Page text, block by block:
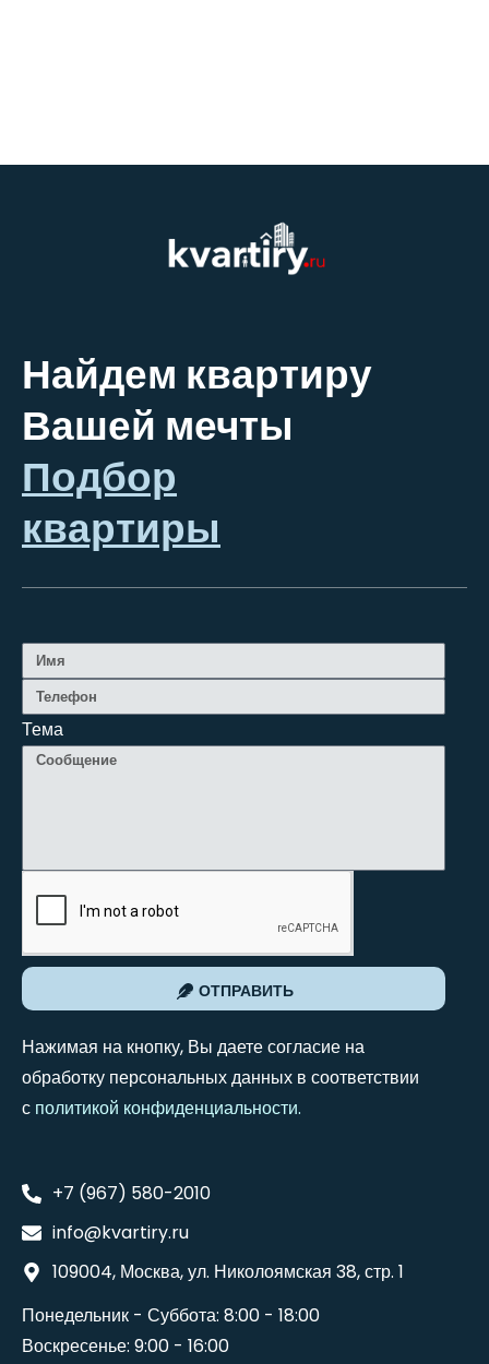
Найдем квартиру
Вашей мечты
Подбор
квартиры
Тема
ОТПРАВИТЬ
Нажимая на кнопку, Вы даете согласие на
обработку персональных данных в соответствии
с политикой конфиденциальности.
+7 (967) 580-2010
info@kvartiry.ru
109004, Москва, ул. Николоямская 38, стр. 1
Понедельник - Суббота: 8:00 - 18:00
Воскресенье: 9:00 - 16:00